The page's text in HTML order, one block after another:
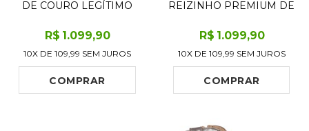
DE COURO LEGÍTIMO
COBRA BRANCA E CINZA
- CANO CURTO, BICO
FINO QUADRADINHO -
SOLADO DE COURO
ARTESANAL
R$ 1.099,90
10X DE 109,99 SEM JUROS
COMPRAR
REIZINHO PREMIUM DE
BOVINO IMITAÇÃO DE
ELEFANTE BLACK
COGNAC - CANO CURTO,
BICO QUADRADO -
SOLADO DE COURO
ARTESANAL
R$ 1.099,90
10X DE 109,99 SEM JUROS
COMPRAR